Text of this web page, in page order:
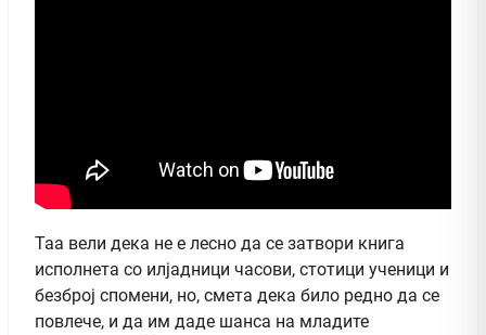
Таа вели дека не е лесно да се затвори книга
исполнета со илјадници часови, стотици ученици и
безброј спомени, но, смета дека било редно да се
повлече, и да им даде шанса на младите